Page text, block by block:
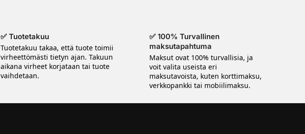
✅ Tuotetakuu
Tuotetakuu takaa, että tuote toimii
virheettömästi tietyn ajan. Takuun
aikana virheet korjataan tai tuote
vaihdetaan.
✅ 100% Turvallinen
maksutapahtuma
Maksut ovat 100% turvallisia, ja
voit valita useista eri
maksutavoista, kuten korttimaksu,
verkkopankki tai mobiilimaksu.